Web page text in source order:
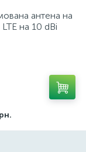
антена на
на 10 dBi